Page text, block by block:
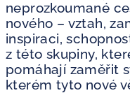
neprozkoumané
nového – vztah,
inspiraci,
z této skupiny,
pomáhají zaměřit
kterém tyto nové